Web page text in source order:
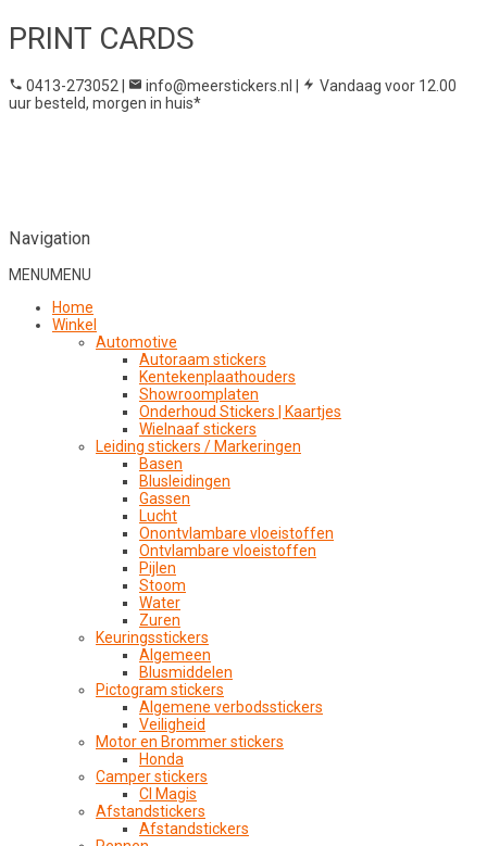
PRINT CARDS
0413-273052 | info@meerstickers.nl |
Vandaag voor 12.00
uur besteld, morgen in huis*
Navigation
MENUMENU
Home
Winkel
Automotive
Autoraam stickers
Kentekenplaathouders
Showroomplaten
Onderhoud Stickers | Kaartjes
Wielnaaf stickers
Leiding stickers / Markeringen
Basen
Blusleidingen
Gassen
Lucht
Onontvlambare vloeistoffen
Ontvlambare vloeistoffen
Pijlen
Stoom
Water
Zuren
Keuringsstickers
Algemeen
Blusmiddelen
Pictogram stickers
Algemene verbodsstickers
Veiligheid
Motor en Brommer stickers
Honda
Camper stickers
CI Magis
Afstandstickers
Afstandstickers